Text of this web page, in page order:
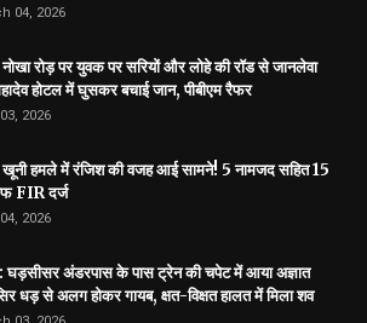
04, 2026
रोड़ पर युवक पर सरियों और लोहे की रॉड से जानलेवा
होटल में घुसकर बचाई जान, पीबीएम रैफर
2026
खूनी हमले में रंजिश की वजह आई सामने! 5 नामजद सहित 15
FIR दर्ज
2026
घड़सीसर अंडरपास के पास ट्रेन की चपेट में आया अज्ञात
धड़ से अलग होकर गायब, क्षत-विक्षत हालत में मिला शव